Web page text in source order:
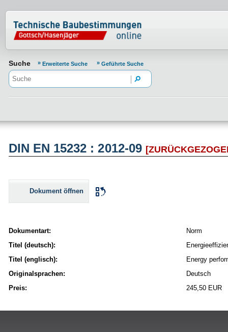
Normenportal Barrierefreiheit
Suche Erweiterte Suche Geführte Suche
DIN EN 15232 : 2012-09
Dokument öffnen
Dokumentart:
Norm
Titel (deutsch):
Titel (englisch):
Energy
Originalsprachen:
Deutsch
Preis:
245,50 EUR